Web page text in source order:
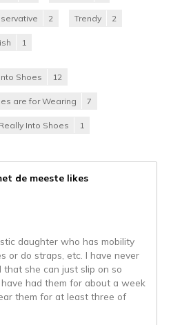
2 Trendy 2
1
Shoes 12
are for Wearing 7
Into Shoes 1
de meeste likes
daughter who has mobility
or do straps, etc. I have never
she can just slip on so
had them for about a week
them for at least three of